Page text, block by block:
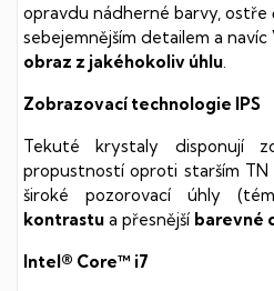
opravdu nádherné barvy, ostře
sebejemnějším detailem a navíc
obraz z jakéhokoliv úhlu
Zobrazovací technologie IPS
Tekuté krystaly disponují
propustností oproti starším TN
široké pozorovací úhly
kontrastu a přesnější barevné
Intel® Core™ i7